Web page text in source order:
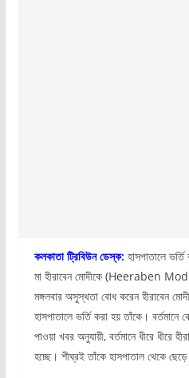
কলকাতা ট্রিবিউন ডেস্ক: হাসপাতালে ভর্তি
মা হীরাবেন মোদীকে (Heeraben
মঙ্গলবার অসুস্থতা বোধ করেন হীরাবেন
হাসপাতালে ভর্তি করা হয় তাঁকে।
পাওয়া খবর অনুযায়ী, বর্তমানে ধীরে ধীরে
হচ্ছে। শীঘ্রই তাঁকে হাসপাতাল থেকে